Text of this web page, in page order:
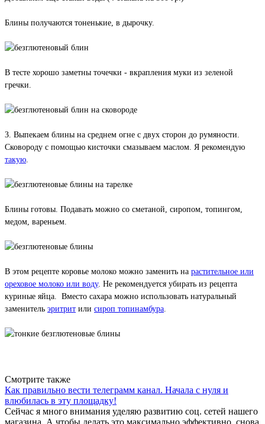
Блины получаются тоненькие, в дырочку.
В тесте хорошо заметны точечки - вкрапления муки из зеленой
гречки.
3. Выпекаем блины на среднем огне с двух сторон до румяности.
Сковороду с помощью кисточки смазываем маслом. Я рекомендую
такую.
Блины готовы. Подавать можно со сметаной, сиропом, топингом,
медом, вареньем.
В этом рецепте коровье молоко можно заменить на растительное или
ореховое молоко или воду. Не рекомендуется убирать из рецепта
куриные яйца. Вместо сахара можно использовать натуральный
заменитель эритрит или сироп топинамбура.
Смотрите также
Как правильно вести телеграмм канал. Начала с нуля и
влюбилась в эту площадку!
Сейчас я много внимания уделяю развитию соц. сетей нашего